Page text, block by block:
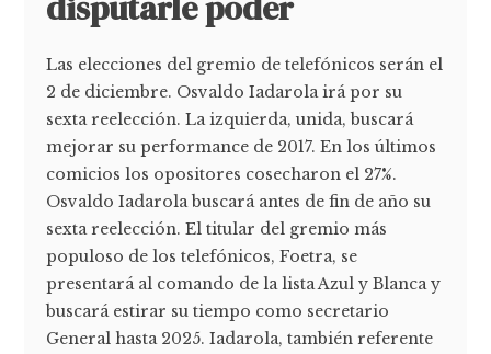
Las elecciones del gremio de telefónicos serán el
2 de diciembre. Osvaldo Iadarola irá por su
sexta reelección. La izquierda, unida, buscará
mejorar su performance de 2017. En los últimos
comicios los opositores cosecharon el 27%.
Osvaldo Iadarola buscará antes de fin de año su
sexta reelección. El titular del gremio más
populoso de los telefónicos, Foetra, se
presentará al comando de la lista Azul y Blanca y
buscará estirar su tiempo como secretario
General hasta 2025. Iadarola, también referente